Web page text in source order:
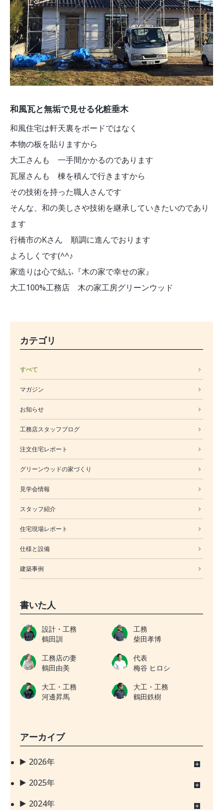
和風瓦と無垢で見せる化粧垂木
和風住宅は軒天裏をボードではなく
本物の板を貼りますから
大工さんも 一手間かかるのであります
瓦屋さんも 棟を積んで行きますから
その技術を持った職人さんです
そんな、和の美しさや技術を継承していきたいのであり
ます
行橋市のKさん 順調に進んでおります
よろしくです(^^♪
家造りは心で結ふ『木の家で幸せの家』
大工100%工務店 木の家工房グリーンウッド
カテゴリ
すべて
マガジン
お知らせ
工務店スタッフブログ
注文住宅レポート
グリーンウッドの家づくり
見学会情報
スタッフ紹介
住宅現場レポート
仕様と設備
建築事例
書いた人
設計・工務
鶴田訓
工務
柴田孝博
工務店の妻
鶴田由美
代表
梅谷 ヒロシ
大工・工務
河邊昇馬
大工・工務
鶴田鉄樹
アーカイブ
2026年
2025年
2024年